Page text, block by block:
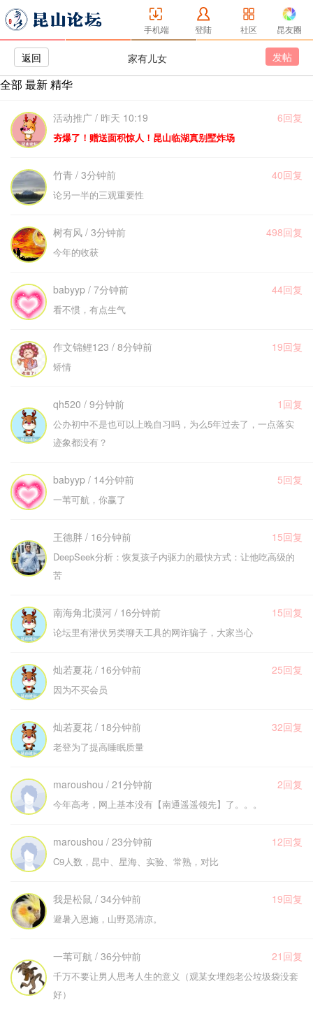
手机端 登陆 社区 昆友圈
返回 家有儿女 发帖
全部 最新精华
活动推广 / 昨天 10:19 6回复
夯爆了！赠送面积惊人！昆山临湖真别墅炸场
竹青 / 3分钟前 40回复
论另一半的三观重要性
树有风 / 3分钟前 498回复
今年的收获
babyyp / 7分钟前 44回复
看不惯，有点生气
作文锦鲤123 / 8分钟前 19回复
矫情
qh520 / 9分钟前 1回复
公办初中不是也可以上晚自习吗，为么5年过去了，一点落实
迹象都没有？
babyyp / 14分钟前 5回复
一苇可航，你赢了
王德胖 / 16分钟前 15回复
DeepSeek分析：恢复孩子内驱力的最快方式：让他吃高级的
苦
南海角北漠河 / 16分钟前 15回复
论坛里有潜伏另类聊天工具的网诈骗子，大家当心
灿若夏花 / 16分钟前 25回复
因为不买会员
灿若夏花 / 18分钟前 32回复
老登为了提高睡眠质量
maroushou / 21分钟前 2回复
今年高考，网上基本没有【南通遥遥领先】了。。。
maroushou / 23分钟前 12回复
C9人数，昆中、星海、实验、常熟，对比
我是松鼠 / 34分钟前 19回复
避暑入恩施，山野觅清凉。
一苇可航 / 36分钟前 21回复
千万不要让男人思考人生的意义（观某女埋怨老公垃圾袋没套
好）